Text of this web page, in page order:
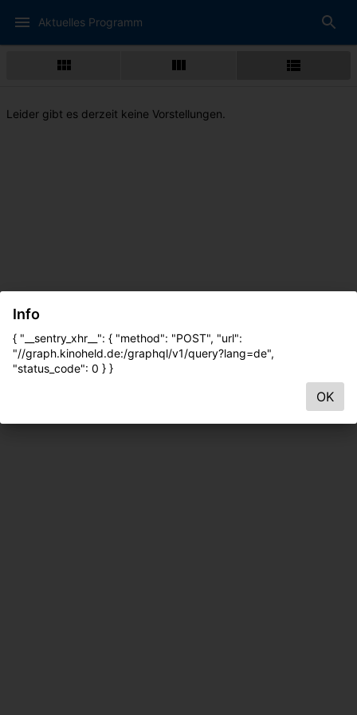
Aktuelles Programm
Leider gibt es derzeit keine Vorstellungen.
Info
{ "__sentry_xhr__": { "method": "POST", "url":
"//graph.kinoheld.de:/graphql/v1/query?lang=de",
"status_code": 0 } }
OK